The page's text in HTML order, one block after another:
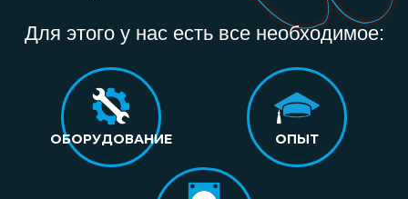
Для этого у нас есть все необходимое:
ОБОРУДОВАНИЕ ОПЫТ